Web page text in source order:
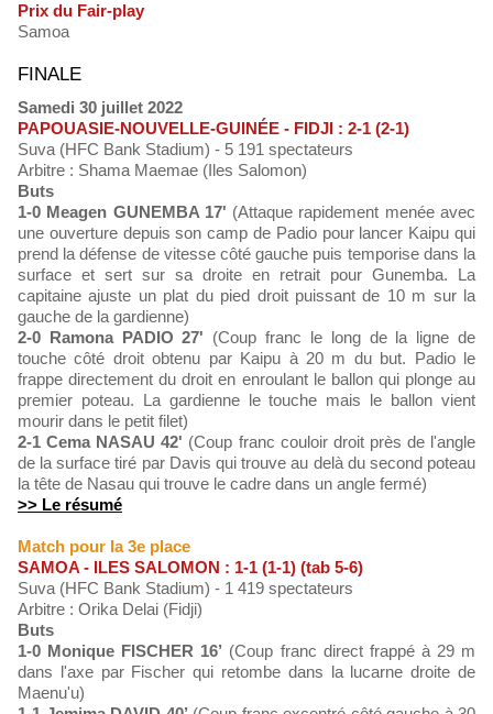
Prix du Fair-play
Samoa
FINALE
Samedi 30 juillet 2022
PAPOUASIE-NOUVELLE-GUINÉE - FIDJI : 2-1 (2-1)
Suva (HFC Bank Stadium) - 5 191 spectateurs
Arbitre : Shama Maemae (Iles Salomon)
Buts
1-0 Meagen GUNEMBA 17' (Attaque rapidement menée avec
une ouverture depuis son camp de Padio pour lancer Kaipu qui
prend la défense de vitesse côté gauche puis temporise dans la
surface et sert sur sa droite en retrait pour Gunemba. La
capitaine ajuste un plat du pied droit puissant de 10 m sur la
gauche de la gardienne)
2-0 Ramona PADIO 27' (Coup franc le long de la ligne de
touche côté droit obtenu par Kaipu à 20 m du but. Padio le
frappe directement du droit en enroulant le ballon qui plonge au
premier poteau. La gardienne le touche mais le ballon vient
mourir dans le petit filet)
2-1 Cema NASAU 42' (Coup franc couloir droit près de l'angle
de la surface tiré par Davis qui trouve au delà du second poteau
la tête de Nasau qui trouve le cadre dans un angle fermé)
>> Le résumé
Match pour la 3e place
SAMOA - ILES SALOMON : 1-1 (1-1) (tab 5-6)
Suva (HFC Bank Stadium) - 1 419 spectateurs
Arbitre : Orika Delai (Fidji)
Buts
1-0 Monique FISCHER 16’ (Coup franc direct frappé à 29 m
dans l'axe par Fischer qui retombe dans la lucarne droite de
Maenu'u)